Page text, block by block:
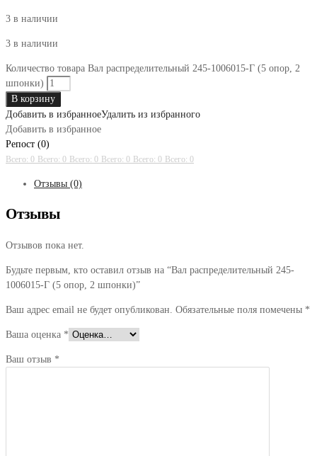
3 в наличии
3 в наличии
Количество товара Вал распределительный 245-1006015-Г (5 опор, 2
шпонки)
В корзину
Добавить в избранноеУдалить из избранного
Добавить в избранное
Репост (0)
Всего: 0 Всего: 0 Всего: 0 Всего: 0 Всего: 0 Всего: 0
Отзывы (0)
Отзывы
Отзывов пока нет.
Будьте первым, кто оставил отзыв на “Вал распределительный 245-
1006015-Г (5 опор, 2 шпонки)”
Ваш адрес email не будет опубликован. Обязательные поля помечены *
Ваша оценка *
Ваш отзыв *